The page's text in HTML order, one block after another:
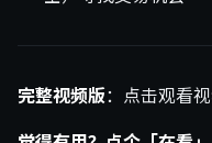
完整视频版：点击观看